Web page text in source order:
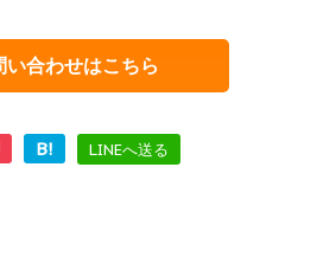
合わせはこちら
B! LINEへ送る